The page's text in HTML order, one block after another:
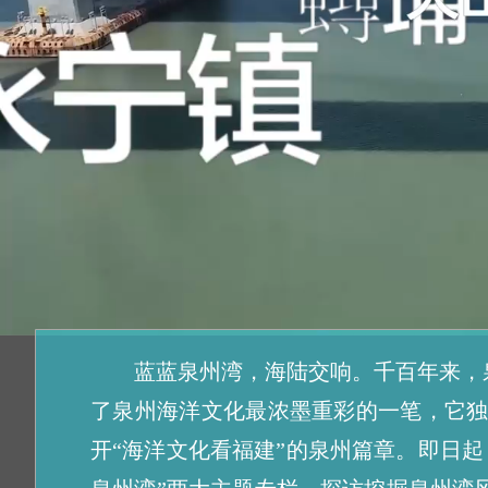
蓝蓝泉州湾，海陆交响。千百年来
了泉州海洋文化最浓墨重彩的一笔，它
开“海洋文化看福建”的泉州篇章。即日